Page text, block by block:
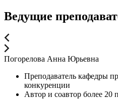
Ведущие
Погорелова Анна Юрьевна
Преподаватель кафедры
конкуренции
Автор и соавтор более